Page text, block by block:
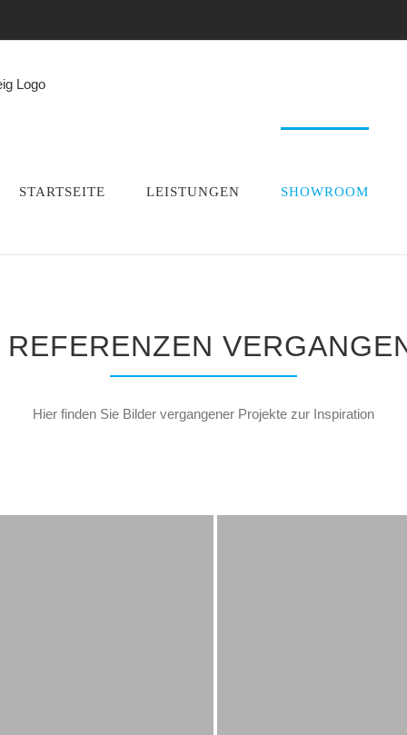
STARTSEITE LEISTUNGEN SHOWROOM
Hier finden Sie Bilder vergangener Projekte zur Inspiration